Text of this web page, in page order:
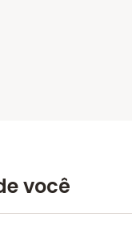
você